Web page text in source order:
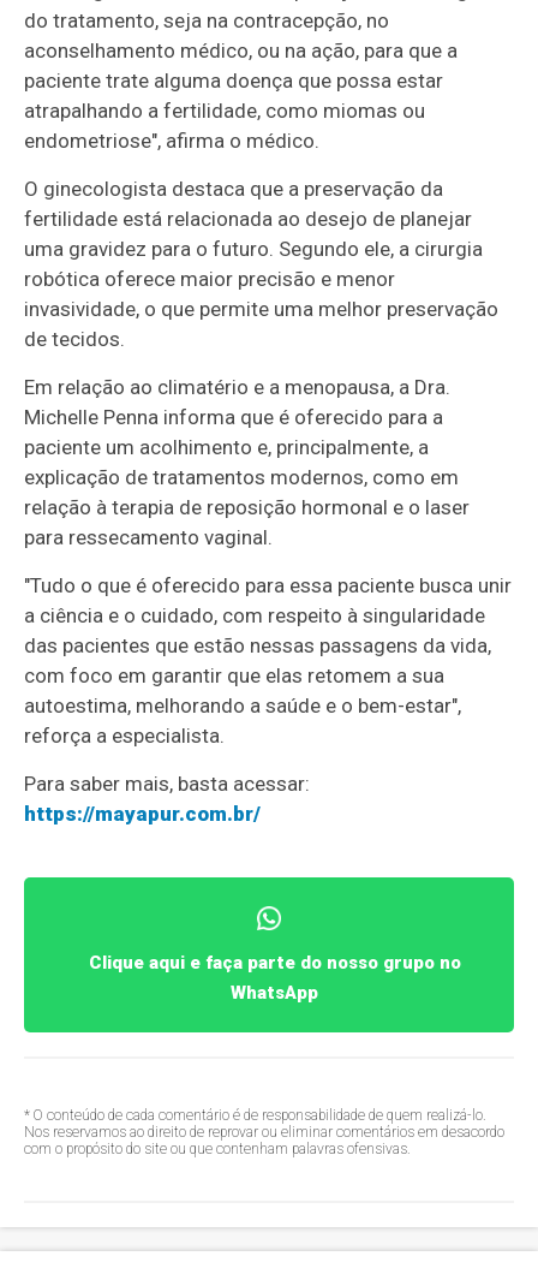
do tratamento, seja na contracepção, no
aconselhamento médico, ou na ação, para que a
paciente trate alguma doença que possa estar
atrapalhando a fertilidade, como miomas ou
endometriose", afirma o médico.
O ginecologista destaca que a preservação da
fertilidade está relacionada ao desejo de planejar
uma gravidez para o futuro. Segundo ele, a cirurgia
robótica oferece maior precisão e menor
invasividade, o que permite uma melhor preservação
de tecidos.
Em relação ao climatério e a menopausa, a Dra.
Michelle Penna informa que é oferecido para a
paciente um acolhimento e, principalmente, a
explicação de tratamentos modernos, como em
relação à terapia de reposição hormonal e o laser
para ressecamento vaginal.
"Tudo o que é oferecido para essa paciente busca unir
a ciência e o cuidado, com respeito à singularidade
das pacientes que estão nessas passagens da vida,
com foco em garantir que elas retomem a sua
autoestima, melhorando a saúde e o bem-estar",
reforça a especialista.
Para saber mais, basta acessar:
https://mayapur.com.br/
Clique aqui e faça parte do nosso grupo no
WhatsApp
* O conteúdo de cada comentário é de responsabilidade de quem realizá-lo.
Nos reservamos ao direito de reprovar ou eliminar comentários em desacordo
com o propósito do site ou que contenham palavras ofensivas.